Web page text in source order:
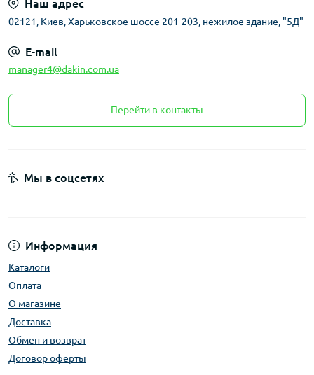
Наш адрес
02121, Киев, Харьковское шоссе 201-203, нежилое здание, "5Д"
E-mail
manager4@dakin.com.ua
Перейти в контакты
Информация
Каталоги
Оплата
О магазине
Доставка
Обмен и возврат
Договор оферты
Мы в соцсетях